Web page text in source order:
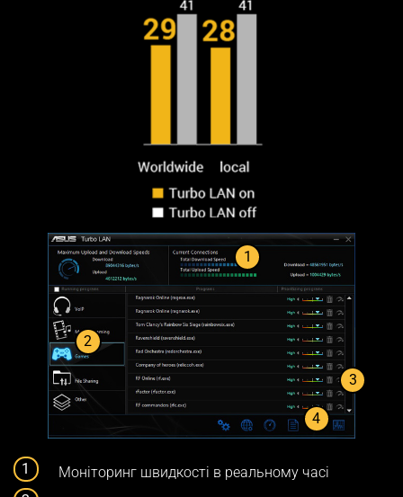
1
2
3
4
Моніторинг швидкості в реальному часі